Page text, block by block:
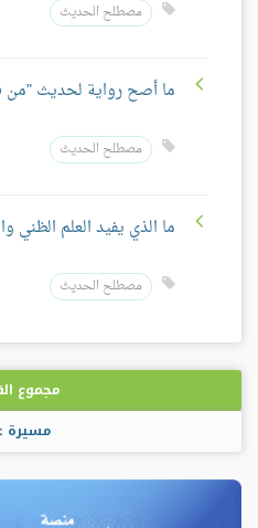
مصطلح الحديث
ما أصح رواية لحديث "من
مصطلح الحديث
ما الذي يفيد العلم
مصطلح الحديث
مجموع
مسيرة